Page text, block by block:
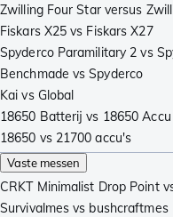
Zwilling Four Star versus
Fiskars X25 vs Fiskars X27
Spyderco Paramilitary 2 vs
Benchmade vs Spyderco
Kai vs Global
18650 Batterij vs 18650 Accu
18650 vs 21700 accu's
Vaste messen
CRKT Minimalist Drop Point
Survivalmes vs bushcraftmes